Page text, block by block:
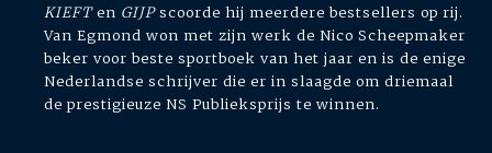
KIEFTen GIJPscoorde hij meerdere bestsellers op rij.
Van Egmond won met zijn werk de Nico Scheepmaker
beker voor beste sportboek van het jaar en is de enige
Nederlandse schrijver die er in slaagde om driemaal
de prestigieuze NS Publieksprijs te winnen.